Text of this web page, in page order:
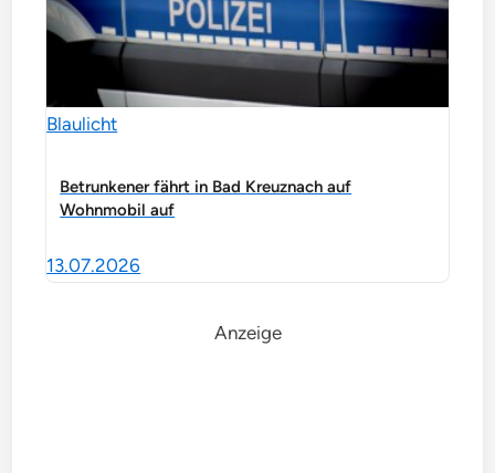
Blaulicht
Betrunkener fährt in Bad Kreuznach auf
Wohnmobil auf
13.07.2026
Anzeige